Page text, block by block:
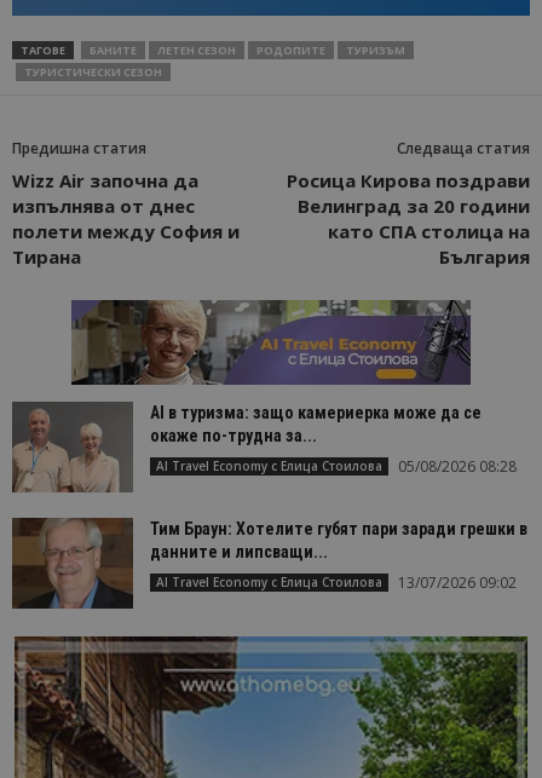
ТАГОВЕ БАНИТЕ ЛЕТЕН СЕЗОН РОДОПИТЕ
ТУРИЗЪМ
ТУРИСТИЧЕСКИ СЕЗОН
Предишна статия
Wizz Air започна да
изпълнява от днес
полети между София и
Тирана
Следваща статия
Росица Кирова поздрави
Велинград за 20 години
като СПА столица на
България
AI в туризма: защо камериерка може да се
окаже по-трудна за...
AI Travel Economy с Елица Стоилова 05/08/2026 08:28
Тим Браун: Хотелите губят пари заради грешки в
данните и липсващи...
AI Travel Economy с Елица Стоилова 13/07/2026 09:02